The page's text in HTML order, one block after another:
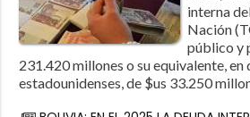
interna
Nación
público y
231.420 millones o su equivalente, en
estadounidenses, de $us 33.250